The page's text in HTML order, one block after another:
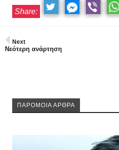
Share:
Next
Νεότερη ανάρτηση
ΠΑΡΟΜΟΙΑ ΑΡΘΡΑ